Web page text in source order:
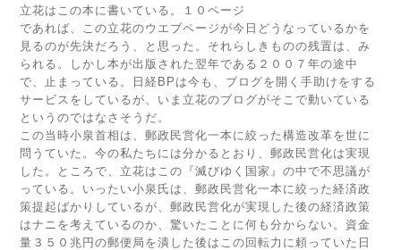
立花はこの本に書いている。１０ページ
であれば、この立花のウエブページが今日どうなっているかを
見るのが先決だろう、と思った。それらしきものの残置は、み
られる。しかし本が出版された翌年である２００７年の途中
で、止まっている。日経BPは今も、ブログを開く手助けをする
サービスをしているが、いま立花のブログがそこで動いている
というのではなさそうだ。
この当時小泉首相は、郵政民営化一本に絞った構造改革を世に
問うていた。今の私たちには分かるとおり、郵政民営化は実現
した。ところで、立花はこの『滅びゆく国家』の中で不思議が
っている。いったい小泉氏は、郵政民営化一本に絞った経済政
策提起ばかりしているが、郵政民営化が実現した後の経済政策
はナニを考えているのか、驚いたことに何も分からない。資金
量３５０兆円の郵便局を潰した後はこの回転力に頼っていた日